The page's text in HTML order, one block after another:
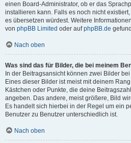
einen Board-Administrator, ob er das
installieren kann. Falls es noch nicht
es übersetzen würdest. Weitere
von phpBB Limited oder aufphpBB.de
Nach oben
Was sind das für Bilder, die bei meinem
In der Beitragsansicht können zwei Bilder
Eines dieser Bilder ist meist mit deinem
Kästchen oder Punkte, die deine
angeben. Das andere, meist größere, Bild
Es handelt sich hierbei in der Regel um ein
Benutzer zu Benutzer unterschiedlich ist.
Nach oben